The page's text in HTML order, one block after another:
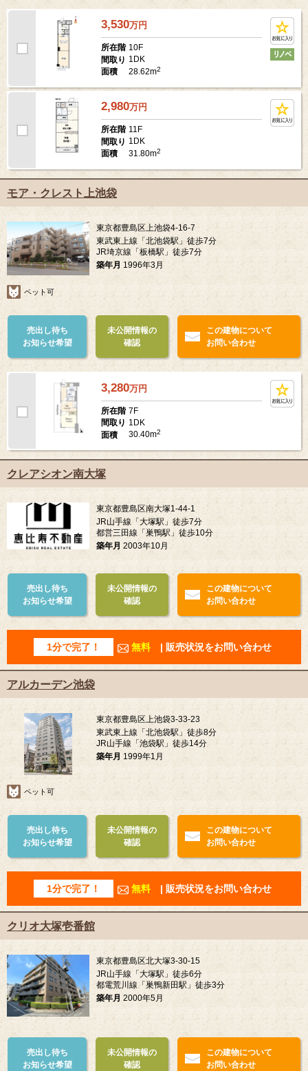
3,530万円
所在階 10F
間取り 1DK
面積
28.62m2
2,980万円
所在階 11F
間取り 1DK
面積
31.80m2
モア・クレスト上池袋
東京都豊島区上池袋4-16-7
東武東上線「北池袋駅」徒歩7分
JR埼京線「板橋駅」徒歩7分
築年月 1996年3月
ペット可
売出し待ち
お知らせ希望
未公開情報の
確認
この建物について
お問い合わせ
3,280万円
所在階 7F
間取り 1DK
面積
30.40m2
クレアシオン南大塚
東京都豊島区南大塚1-44-1
JR山手線「大塚駅」徒歩7分
都営三田線「巣鴨駅」徒歩10分
築年月 2003年10月
売出し待ち
お知らせ希望
未公開情報の
確認
この建物について
お問い合わせ
1分で完了！ 無料 | 販売状況をお問い合わせ
アルカーデン池袋
東京都豊島区上池袋3-33-23
東武東上線「北池袋駅」徒歩8分
JR山手線「池袋駅」徒歩14分
築年月 1999年1月
ペット可
売出し待ち
お知らせ希望
未公開情報の
確認
この建物について
お問い合わせ
1分で完了！ 無料 | 販売状況をお問い合わせ
クリオ大塚壱番館
東京都豊島区北大塚3-30-15
JR山手線「大塚駅」徒歩6分
都電荒川線「巣鴨新田駅」徒歩3分
築年月 2000年5月
売出し待ち
お知らせ希望
未公開情報の
確認
この建物について
お問い合わせ